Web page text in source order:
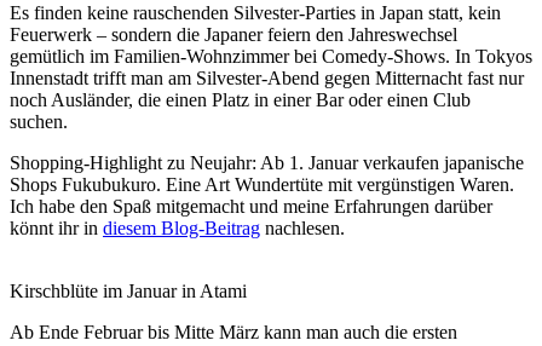
Es finden keine rauschenden Silvester-Parties in Japan statt, kein
Feuerwerk – sondern die Japaner feiern den Jahreswechsel
gemütlich im Familien-Wohnzimmer bei Comedy-Shows. In Tokyos
Innenstadt trifft man am Silvester-Abend gegen Mitternacht fast nur
noch Ausländer, die einen Platz in einer Bar oder einen Club
suchen.
Shopping-Highlight zu Neujahr: Ab 1. Januar verkaufen japanische
Shops Fukubukuro. Eine Art Wundertüte mit vergünstigen Waren.
Ich habe den Spaß mitgemacht und meine Erfahrungen darüber
könnt ihr in diesem Blog-Beitrag nachlesen.
Kirschblüte im Januar in Atami
Ab Ende Februar bis Mitte März kann man auch die ersten